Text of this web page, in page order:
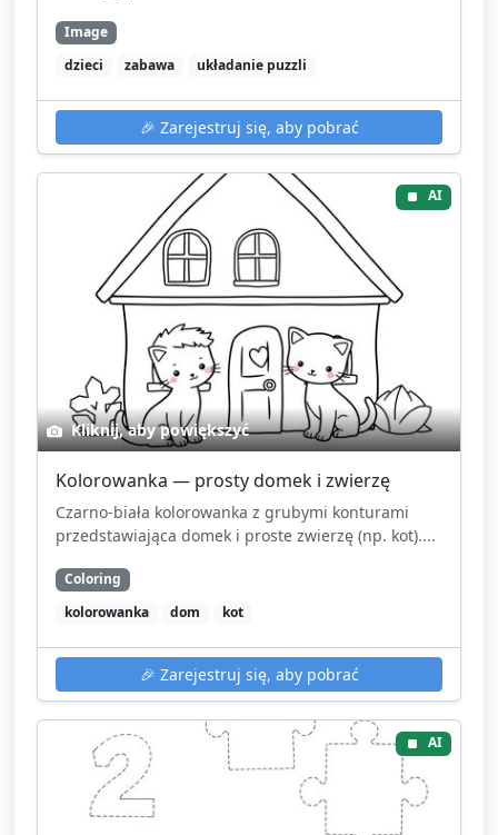
Image
dzieci
zabawa układanie puzzli
🎉 Zarejestruj się, aby pobrać
AI
Kliknij, aby powiększyć
Kolorowanka — prosty domek i zwierzę
Czarno-biała kolorowanka z grubymi konturami
przedstawiająca domek i proste zwierzę (np. kot)....
Coloring
kolorowanka
dom kot
🎉 Zarejestruj się, aby pobrać
AI